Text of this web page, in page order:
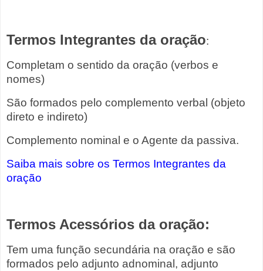
Termos Integrantes da oração:
Completam o sentido da oração (verbos e
nomes)
São formados pelo complemento verbal (objeto
direto e indireto)
Complemento nominal e o Agente da passiva.
Saiba mais sobre os Termos Integrantes da
oração
Termos Acessórios da oração:
Tem uma função secundária na oração e são
formados pelo adjunto adnominal, adjunto